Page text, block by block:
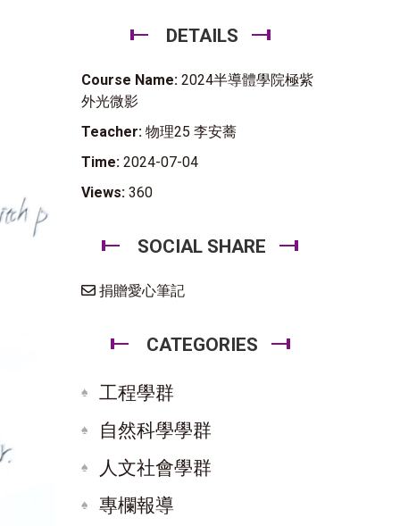
DETAILS
Course Name: 2024半導體學院極紫
外光微影
Teacher: 物理25 李安蕎
Time: 2024-07-04
Views: 360
SOCIAL SHARE
捐贈愛心筆記
CATEGORIES
工程學群
自然科學學群
人文社會學群
專欄報導